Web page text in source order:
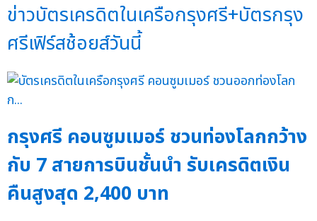
ข่าวบัตรเครดิตในเครือกรุงศรี+บัตรกรุง
ศรีเฟิร์สช้อยส์วันนี้
กรุงศรี คอนซูมเมอร์ ชวนท่องโลกกว้าง
กับ 7 สายการบินชั้นนำ รับเครดิตเงิน
คืนสูงสุด 2,400 บาท